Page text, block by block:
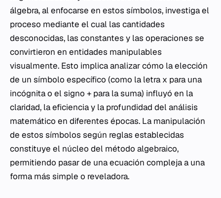
álgebra, al enfocarse en estos símbolos, investiga el
proceso mediante el cual las cantidades
desconocidas, las constantes y las operaciones se
convirtieron en entidades manipulables
visualmente. Esto implica analizar cómo la elección
de un símbolo específico (como la letra x para una
incógnita o el signo + para la suma) influyó en la
claridad, la eficiencia y la profundidad del análisis
matemático en diferentes épocas. La manipulación
de estos símbolos según reglas establecidas
constituye el núcleo del método algebraico,
permitiendo pasar de una ecuación compleja a una
forma más simple o reveladora.